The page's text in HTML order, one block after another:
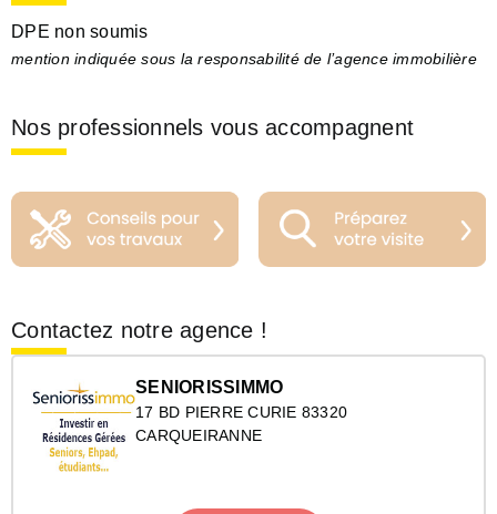
DPE non soumis
mention indiquée sous la responsabilité de l’agence immobilière
Nos professionnels vous accompagnent
Contactez notre agence !
SENIORISSIMMO
17 BD PIERRE CURIE 83320
CARQUEIRANNE